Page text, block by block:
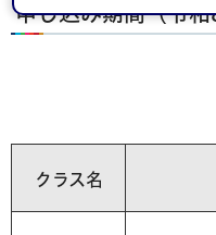
申し込み期間（令
クラス名